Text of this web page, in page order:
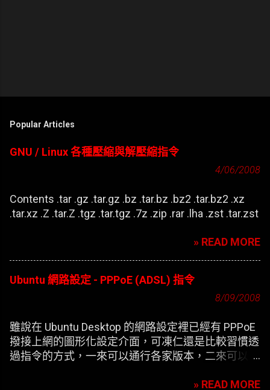
Popular Articles
GNU / Linux 各種壓縮與解壓縮指令
4/06/2008
Contents .tar .gz .tar.gz .bz .tar.bz .bz2 .tar.bz2 .xz
.tar.xz .Z .tar.Z .tgz .tar.tgz .7z .zip .rar .lha .zst .tar.zst
» READ MORE
Ubuntu 網路設定 - PPPoE (ADSL) 指令
8/09/2008
雖說在 Ubuntu Desktop 的網路設定裡已經有 PPPoE
撥接上網的圖形化設定介面，可凍仁還是比較習慣透
過指令的方式，一來可以通行各家版本，二來可以在
» READ MORE